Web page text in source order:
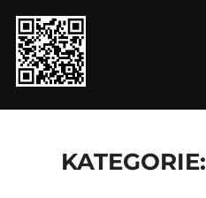
Zum
Inhalt
springen
KATEGORIE: